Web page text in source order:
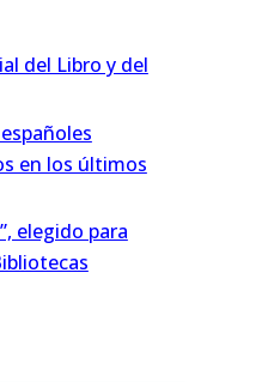
del Libro y del
en los últimos
elegido para